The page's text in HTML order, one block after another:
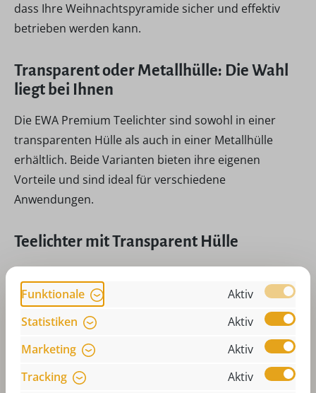
dass Ihre Weihnachtspyramide sicher und effektiv
betrieben werden kann.
Transparent oder Metallhülle: Die Wahl
liegt bei Ihnen
Die EWA Premium Teelichter sind sowohl in einer
transparenten Hülle als auch in einer Metallhülle
erhältlich. Beide Varianten bieten ihre eigenen
Vorteile und sind ideal für verschiedene
Anwendungen.
Teelichter mit Transparent Hülle
Teelichter in einer transparenten Hülle bieten eine
besonders ästhetische Optik. Sie lassen das Licht
gleichmäßig durchscheinen und erzeugen eine
warme, einladende Atmosphäre. Die transparente
Hülle passt sich nahtlos in jede Dekoration ein und
lässt sich vielseitig einsetzen, sei es in Teelichthaltern,
Funktionale
Aktiv
Statistiken
Aktiv
Marketing
Aktiv
Tracking
Aktiv